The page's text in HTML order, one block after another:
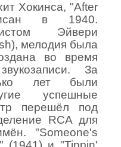
Хокинса, "After
в 1940.
Эйвери
мелодия была
во время
За
лет были
успешные
перешёл под
RCA для
"Someone's